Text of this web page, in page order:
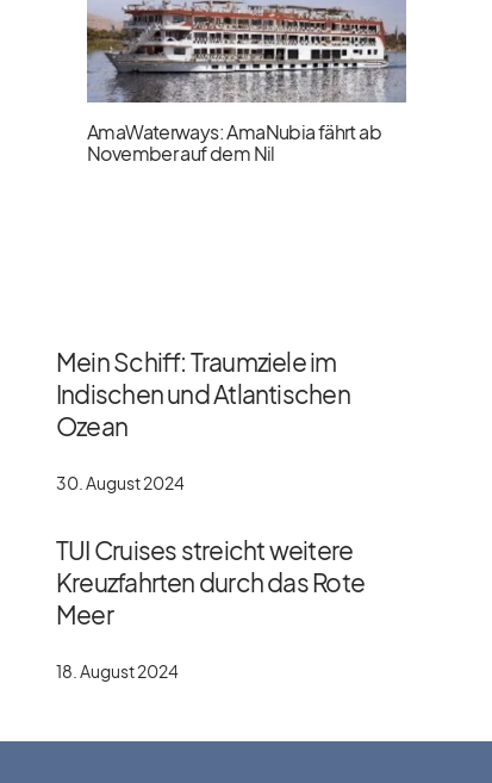
AmaWaterways: AmaNubia fährt ab
November auf dem Nil
Mein Schiff: Traumziele im
Indischen und Atlantischen
Ozean
30. August 2024
TUI Cruises streicht weitere
Kreuzfahrten durch das Rote
Meer
18. August 2024